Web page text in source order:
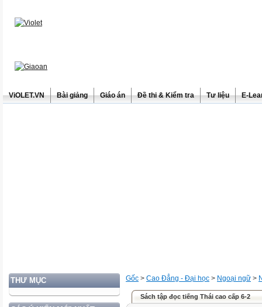
ViOLET.VN Bài giảng Giáo án Đề thi & Kiểm tra Tư liệu E-
THƯ MỤC Gốc > Cao Đẳng - Đại học > Ngoại ngữ >
Sách tập đọc tiếng Thái cao cấp 6-2